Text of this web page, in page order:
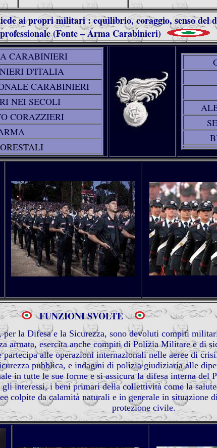
ai propri militari : equilibrio, coraggio, senso del
(Fonte – Arma Carabinieri)
CARABINIERI
D'ITALIA
CARABINIERI
NEI SECOLI
CORAZZIERI
MA
FUNZIONI SVOLTE
la Difesa e la Sicurezza, sono devoluti compiti
armata, esercita anche compiti di Polizia Militare e di
alle operazioni internazionali nelle aeree di
pubblica, e indagini di polizia giudiziaria alle
in tutte le sue forme e si assicura la difesa interna del
interessi, i beni primari della collettività come la
colpite da calamità naturali e in generale in situazione
protezione civile.